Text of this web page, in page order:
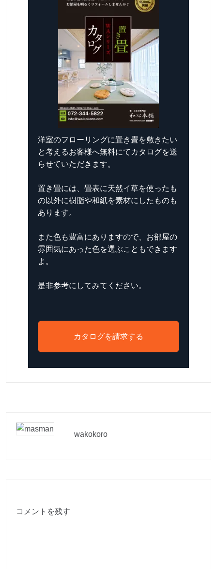
洋室のフローリングに置き畳を敷きたい
と考えるお客様へ無料にてカタログを送
らせていただきます。
置き畳には、畳表に天然イ草を使ったも
の以外に樹脂や和紙を素材にしたものも
あります。
また色も豊富にありますので、お部屋の
雰囲気にあった色を選ぶこともできます
よ。
是非参考にしてみてください。
カタログを請求する
wakokoro
コメントを残す